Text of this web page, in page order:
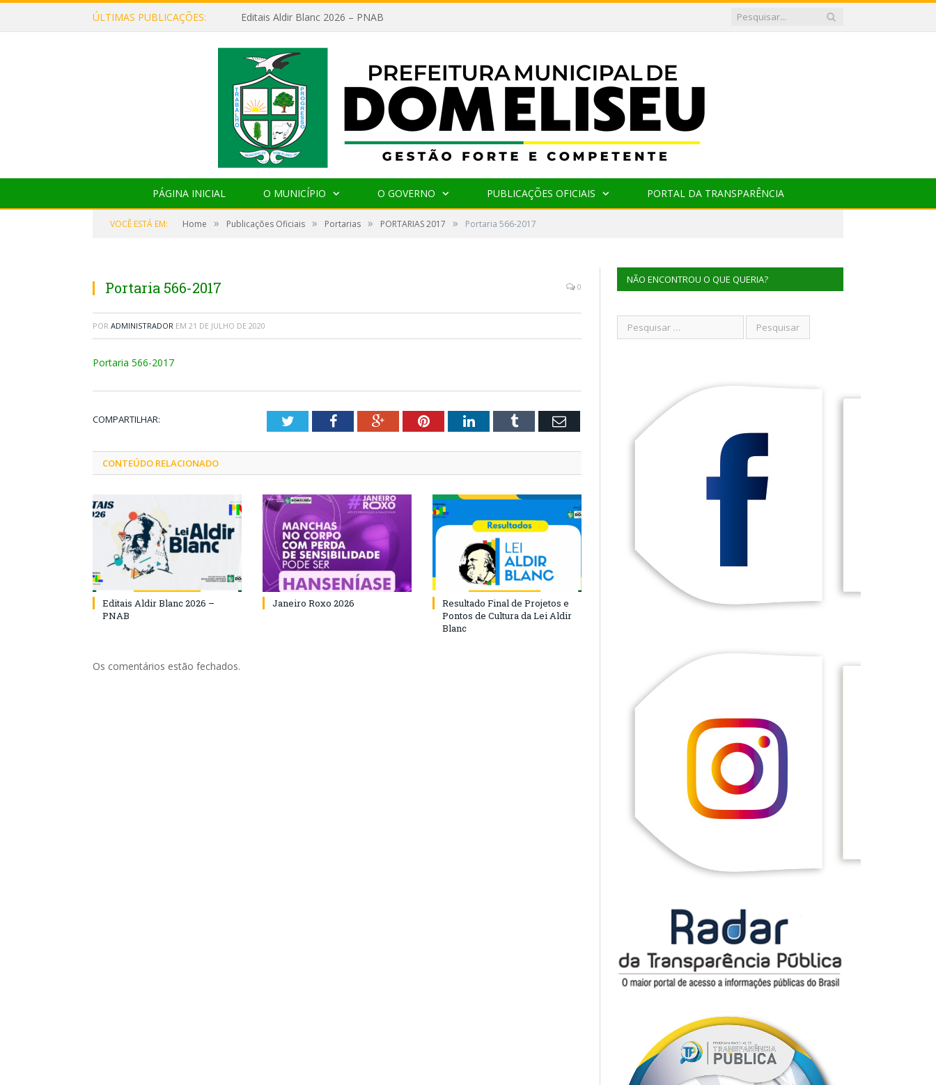
ÚLTIMAS PUBLICAÇÕES: Editais Aldir Blanc 2026 – PNAB
PÁGINA INICIAL O MUNICÍPIO O GOVERNO PUBLICAÇÕES OFICIAIS PORTAL DA TRANSPARÊNCIA
VOCÊ ESTÁ EM: Home » Publicações Oficiais » Portarias » PORTARIAS 2017 » Portaria 566-2017
Portaria 566-2017 0
POR ADMINISTRADOR EM 21 DE JULHO DE 2020
Portaria 566-2017
COMPARTILHAR: TwitterFacebookGoogle+PinterestLinkedInTumblr Email
CONTEÚDO RELACIONADO
Editais Aldir Blanc 2026 –
PNAB
Janeiro Roxo 2026
Resultado Final de Projetos e
Pontos de Cultura da Lei Aldir
Blanc
Os comentários estão fechados.
NÃO ENCONTROU O QUE QUERIA?